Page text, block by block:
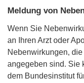
Meldung von
Wenn Sie
an Ihren Arzt oder
Nebenwirkungen,
angegeben sind. Sie
dem Bundesinstitut